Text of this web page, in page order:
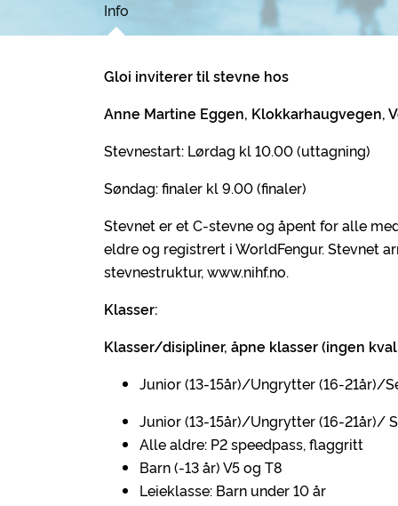
Info
Gloi inviterer til stevne hos
Anne Martine Eggen, Klokkarhaugvegen,
Stevnestart: Lørdag kl 10.00 (uttagning)
Søndag: finaler kl 9.00 (finaler)
Stevnet er et C-stevne og åpent for alle
eldre og registrert i WorldFengur. Stevnet
stevnestruktur, www.nihf.no.
Klasser:
Klasser/disipliner, åpne klasser (ingen
Junior (13-15år)/Ungrytter (16-21år)/
Junior (13-15år)/Ungrytter (16-21år)/
Alle aldre: P2 speedpass, flaggritt
Barn (-13 år) V5 og T8
Leieklasse: Barn under 10 år